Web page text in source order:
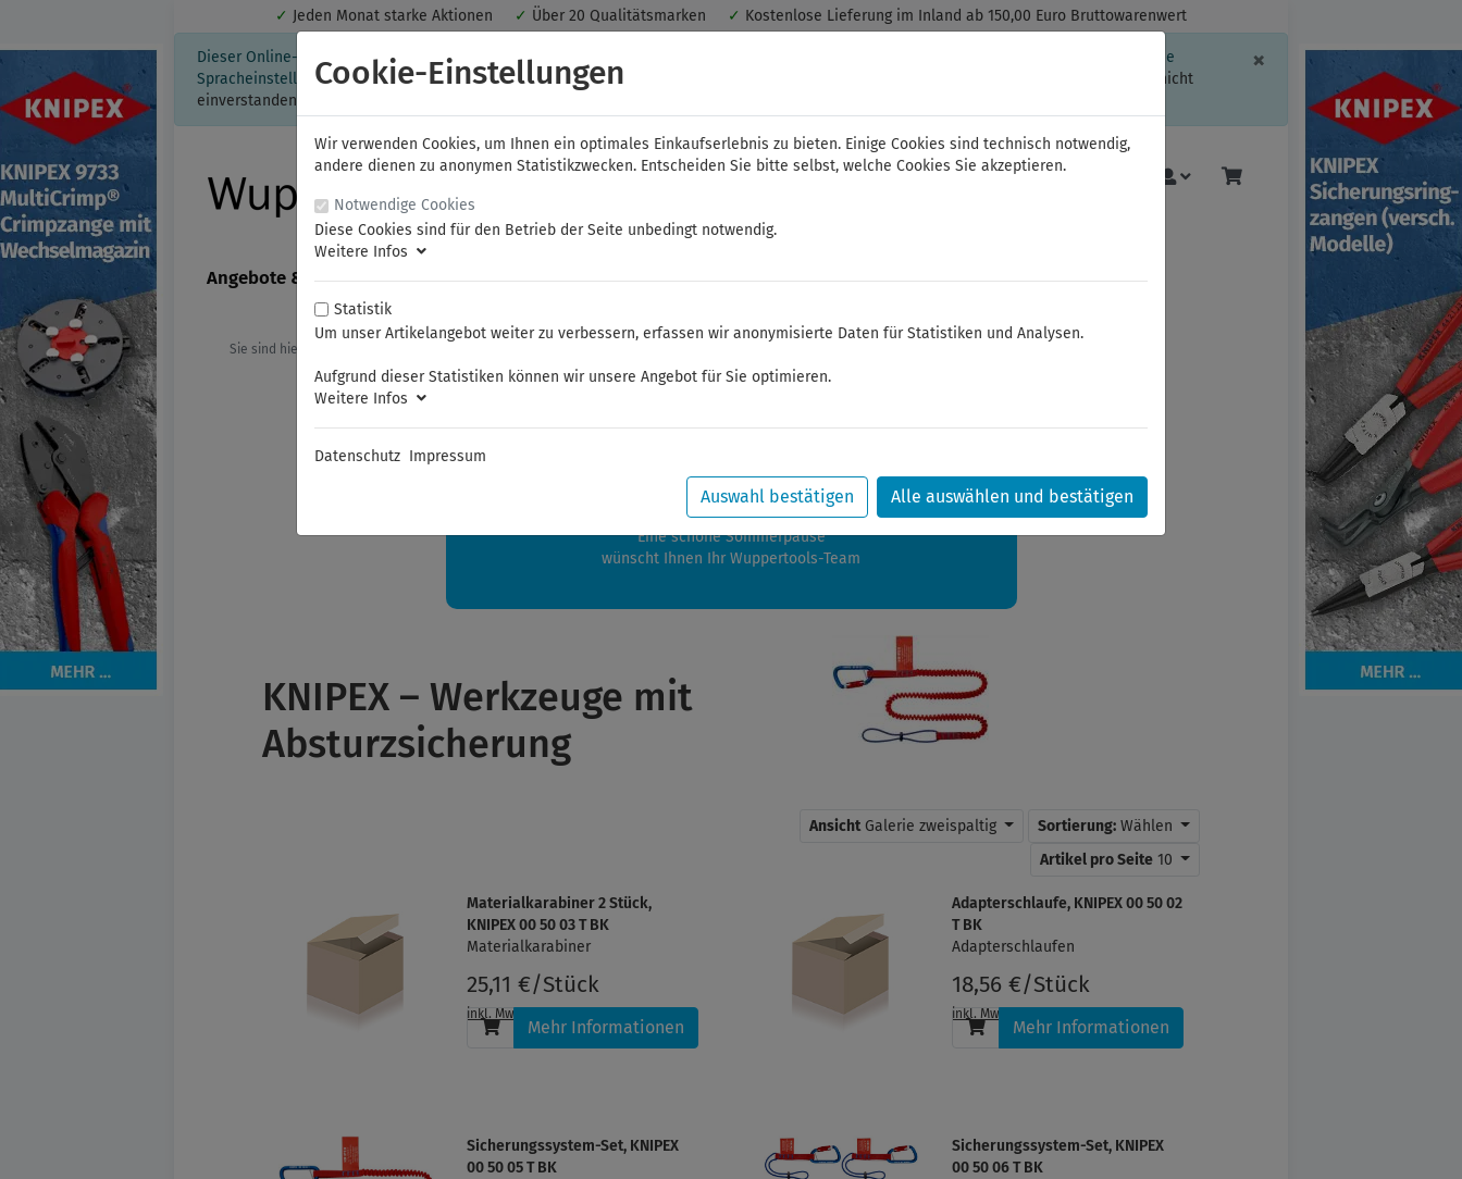
✓ Jeden Monat starke Aktionen ✓ Über 20 Qualitätsmarken ✓ Kostenlose Lieferung im Inland ab 150,00 Euro Bruttowarenwert
× Schließen
Dieser Online-Shop verwendet Cookies für ein optimales Einkaufserlebnis. Dabei werden beispielsweise die Session-Informationen oder die
Spracheinstellung auf Ihrem Rechner gespeichert. Ohne Cookies ist der Funktionsumfang des Online-Shops eingeschränkt.
Sind Sie damit nicht
einverstanden, klicken Sie bitte hier.
Angebote & Neuheiten FAMAG NWS ELORA FELO Bauer & Böcker Mehr
Sie sind hier:
Sommerferien
zwischen 28.07.2026 und 21.08.2026 machen auch wir Urlaub.
Ihre Bestellungen in diesem Zeitraum werden ab dem 24.08.2026 verschickt.
Eine schöne Sommerpause
wünscht Ihnen Ihr Wuppertools-Team
KNIPEX – Werkzeuge mit
Absturzsicherung
AnsichtGalerie zweispaltig Sortierung: Wählen
Artikel pro Seite 10
Materialkarabiner 2 Stück,
KNIPEX 00 50 03 T BK
Materialkarabiner
25,11 €/Stück
inkl. MwSt.
Mehr Informationen
Adapterschlaufe, KNIPEX 00 50 02
T BK
Adapterschlaufen
18,56 €/Stück
inkl. MwSt.
Mehr Informationen
Sicherungssystem-Set, KNIPEX
00 50 05 T BK
Sicherungssystem-Set, KNIPEX
00 50 06 T BK
Cookie-Einstellungen
Wir verwenden Cookies, um Ihnen ein optimales Einkaufserlebnis zu bieten. Einige Cookies sind technisch notwendig,
andere dienen zu anonymen Statistikzwecken. Entscheiden Sie bitte selbst, welche Cookies Sie akzeptieren.
Notwendige Cookies
Diese Cookies sind für den Betrieb der Seite unbedingt notwendig.
Weitere Infos
Statistik
Um unser Artikelangebot weiter zu verbessern, erfassen wir anonymisierte Daten für Statistiken und Analysen.
Aufgrund dieser Statistiken können wir unsere Angebot für Sie optimieren.
Weitere Infos
Datenschutz Impressum
Auswahl bestätigen Alle auswählen und bestätigen